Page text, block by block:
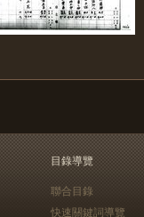
目錄導覽
聯合目錄
快速關鍵詞導覽